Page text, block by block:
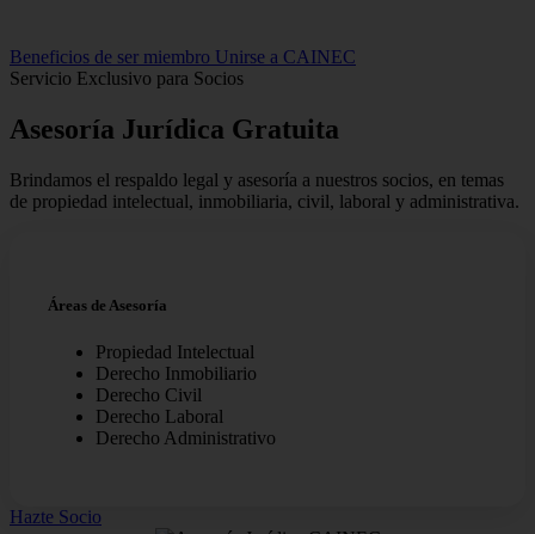
Beneficios de ser miembro Unirse a CAINEC
Servicio Exclusivo para Socios
Asesoría Jurídica Gratuita
Brindamos el respaldo legal y asesoría a nuestros socios, en temas
de propiedad intelectual, inmobiliaria, civil, laboral y administrativa.
Áreas de Asesoría
Propiedad Intelectual
Derecho Inmobiliario
Derecho Civil
Derecho Laboral
Derecho Administrativo
Hazte Socio